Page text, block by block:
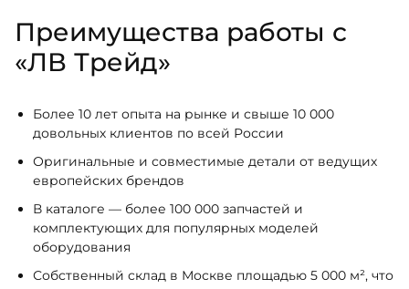
Преимущества работы с
«ЛВ Трейд»
Более 10 лет опыта на рынке и свыше 10 000
довольных клиентов по всей России
Оригинальные и совместимые детали от ведущих
европейских брендов
В каталоге — более 100 000 запчастей и
комплектующих для популярных моделей
оборудования
Собственный склад в Москве площадью 5 000 м², что